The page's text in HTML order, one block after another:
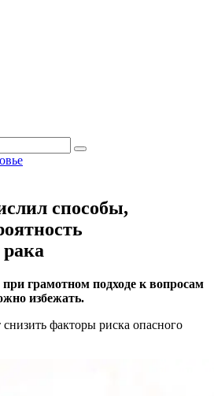
способы,
грамотном подходе к вопросам
избежать.
факторы риска опасного